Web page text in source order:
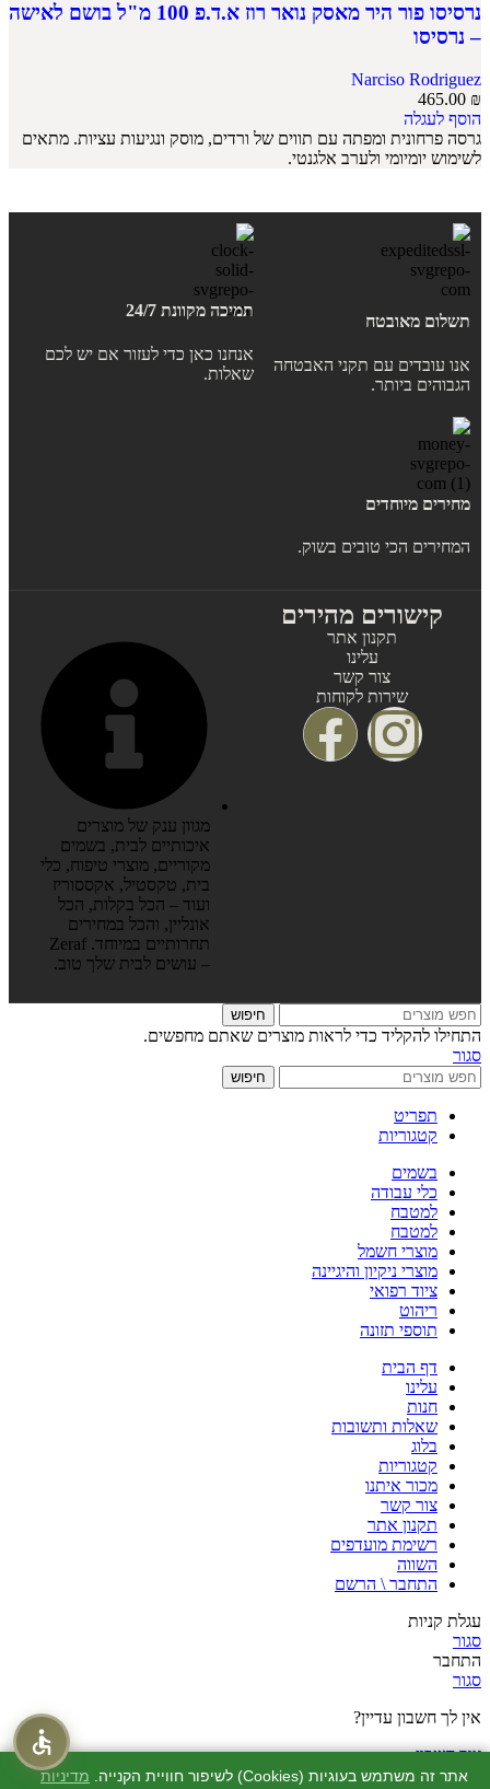
נרסיסו פור היר מאסק נואר רוז א.ד.פ 100 מ"ל בושם לאישה
– נרסיסו
Narciso Rodriguez
465.00 ₪
הוסף לעגלה
גרסה פרחונית ומפתה עם תווים של ורדים, מוסק ונגיעות עציות. מתאים
לשימוש יומיומי ולערב אלגנטי.
תשלום מאובטח
אנו עובדים עם תקני האבטחה
הגבוהים ביותר.
תמיכה מקוונת 24/7
אנחנו כאן כדי לעזור אם יש לכם
שאלות.
מחירים מיוחדים
המחירים הכי טובים בשוק.
קישורים מהירים
תקנון אתר
עלינו
צור קשר
שירות לקוחות
מגוון ענק של מוצרים
איכותיים לבית, בשמים
מקוריים, מוצרי טיפוח, כלי
בית, טקסטיל, אקססוריז
ועוד – הכל בקלות, הכל
אונליין, והכל במחירים
תחרותיים במיוחד. Zeraf
– עושים לבית שלך טוב.
חיפוש
התחילו להקליד כדי לראות מוצרים שאתם מחפשים.
סגור
חיפוש
תפריט
קטגוריות
בשמים
כלי עבודה
למטבח
למטבח
מוצרי חשמל
מוצרי ניקיון והיגיינה
ציוד רפואי
ריהוט
תוספי תזונה
דף הבית
עלינו
חנות
שאלות ותשובות
בלוג
קטגוריות
מכור איתנו
צור קשר
תקנון אתר
רשימת מועדפים
השווה
התחבר \ הרשם
עגלת קניות
סגור
התחבר
סגור
אין לך חשבון עדיין?
צור חשבון
אתר זה משתמש בעוגיות (Cookies) לשיפור חוויית הקנייה.
מדיניות
חנות